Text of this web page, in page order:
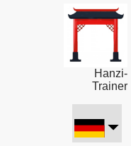
Hanzi-
Trainer